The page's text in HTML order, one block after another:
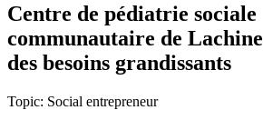
Centre de pédiatrie sociale
communautaire de Lachine
des besoins grandissants
Topic: Social entrepreneur